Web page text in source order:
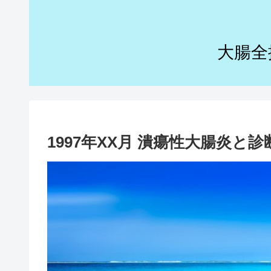
大腸
1997年XX月 潰瘍性大腸炎と